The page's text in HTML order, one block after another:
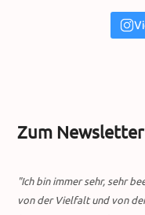
Zum Newsletter
"Ich bin immer sehr, sehr
von der Vielfalt und von